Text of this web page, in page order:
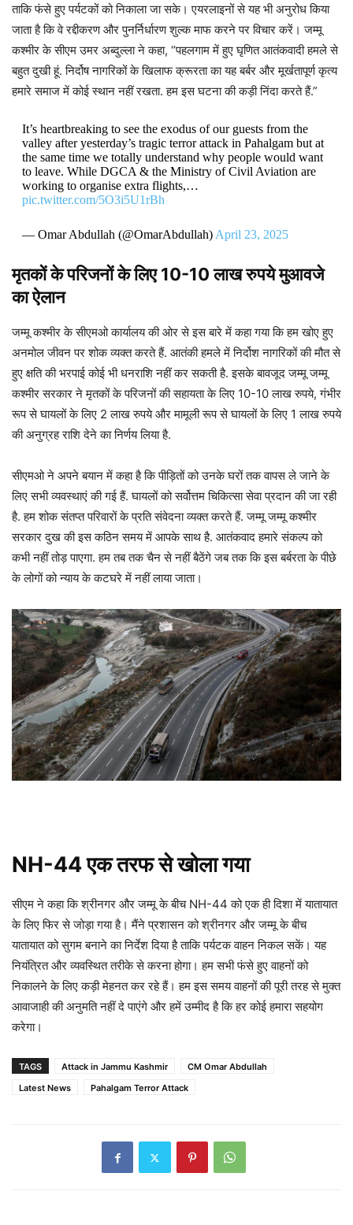
ताकि फंसे हुए पर्यटकों को निकाला जा सके। एयरलाइनों से यह भी अनुरोध किया
जाता है कि वे रद्दीकरण और पुनर्निर्धारण शुल्क माफ करने पर विचार करें। जम्मू
कश्मीर के सीएम उमर अब्दुल्ला ने कहा, “पहलगाम में हुए घृणित आतंकवादी हमले से
बहुत दुखी हूं. निर्दोष नागरिकों के खिलाफ क्रूरता का यह बर्बर और मूर्खतापूर्ण कृत्य
हमारे समाज में कोई स्थान नहीं रखता. हम इस घटना की कड़ी निंदा करते हैं.”
It’s heartbreaking to see the exodus of our guests from the
valley after yesterday’s tragic terror attack in Pahalgam but at
the same time we totally understand why people would want
to leave. While DGCA & the Ministry of Civil Aviation are
working to organise extra flights,…
pic.twitter.com/5O3i5U1rBh
— Omar Abdullah (@OmarAbdullah) April 23, 2025
मृतकों के परिजनों के लिए 10-10 लाख रुपये मुआवजे
का ऐलान
जम्मू कश्मीर के सीएमओ कार्यालय की ओर से इस बारे में कहा गया कि हम खोए हुए
अनमोल जीवन पर शोक व्यक्त करते हैं. आतंकी हमले में निर्दोश नागरिकों की मौत से
हुए क्षति की भरपाई कोई भी धनराशि नहीं कर सकती है. इसके बावजूद जम्मू जम्मू
कश्मीर सरकार ने मृतकों के परिजनों की सहायता के लिए 10-10 लाख रुपये, गंभीर
रूप से घायलों के लिए 2 लाख रुपये और मामूली रूप से घायलों के लिए 1 लाख रुपये
की अनुग्रह राशि देने का निर्णय लिया है.
सीएमओ ने अपने बयान में कहा है कि पीड़ितों को उनके घरों तक वापस ले जाने के
लिए सभी व्यवस्थाएं की गई हैं. घायलों को सर्वोत्तम चिकित्सा सेवा प्रदान की जा रही
है. हम शोक संतप्त परिवारों के प्रति संवेदना व्यक्त करते हैं. जम्मू जम्मू कश्मीर
सरकार दुख की इस कठिन समय में आपके साथ है. आतंकवाद हमारे संकल्प को
कभी नहीं तोड़ पाएगा. हम तब तक चैन से नहीं बैठेंगे जब तक कि इस बर्बरता के पीछे
के लोगों को न्याय के कटघरे में नहीं लाया जाता।
NH-44 एक तरफ से खोला गया
सीएम ने कहा कि श्रीनगर और जम्मू के बीच NH-44 को एक ही दिशा में यातायात
के लिए फिर से जोड़ा गया है। मैंने प्रशासन को श्रीनगर और जम्मू के बीच
यातायात को सुगम बनाने का निर्देश दिया है ताकि पर्यटक वाहन निकल सकें। यह
नियंत्रित और व्यवस्थित तरीके से करना होगा। हम सभी फंसे हुए वाहनों को
निकालने के लिए कड़ी मेहनत कर रहे हैं। हम इस समय वाहनों की पूरी तरह से मुक्त
आवाजाही की अनुमति नहीं दे पाएंगे और हमें उम्मीद है कि हर कोई हमारा सहयोग
करेगा।
TAGS Attack in Jammu Kashmir
CM Omar Abdullah
Latest News
Pahalgam Terror Attack